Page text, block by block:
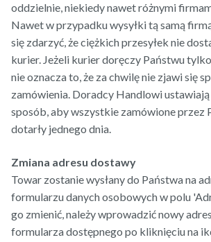
oddzielnie, niekiedy nawet różnymi
Nawet w przypadku wysyłki tą samą
się zdarzyć, że ciężkich przesyłek nie
kurier. Jeżeli kurier doręczy Państwu
nie oznacza to, że za chwilę nie zjawi się
zamówienia. Doradcy Handlowi
sposób, aby wszystkie zamówione przez
dotarły jednego dnia.
Zmiana adresu dostawy
Towar zostanie wysłany do Państwa na
formularzu danych osobowych w polu
go zmienić, należy wprowadzić nowy
formularza dostępnego po kliknięciu na